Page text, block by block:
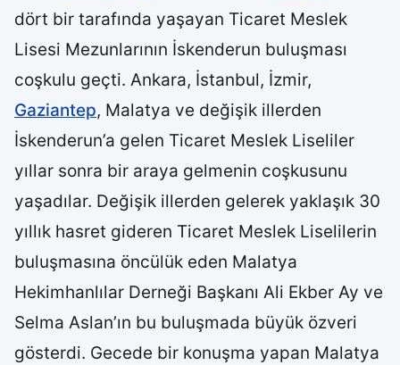
dört bir tarafında yaşayan Ticaret Meslek
Lisesi Mezunlarının İskenderun buluşması
coşkulu geçti. Ankara, İstanbul, İzmir,
Gaziantep, Malatya ve değişik illerden
İskenderun’a gelen Ticaret Meslek Liseliler
yıllar sonra bir araya gelmenin coşkusunu
yaşadılar. Değişik illerden gelerek yaklaşık 30
yıllık hasret gideren Ticaret Meslek Liselilerin
buluşmasına öncülük eden Malatya
Hekimhanlılar Derneği Başkanı Ali Ekber Ay ve
Selma Aslan’ın bu buluşmada büyük özveri
gösterdi. Gecede bir konuşma yapan Malatya